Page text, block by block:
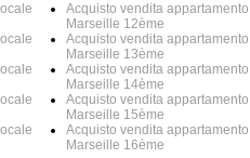
Acquisto vendita
Marseille 12ème
Acquisto vendita
Marseille 13ème
Acquisto vendita
Marseille 14ème
Acquisto vendita
Marseille 15ème
Acquisto vendita
Marseille 16ème